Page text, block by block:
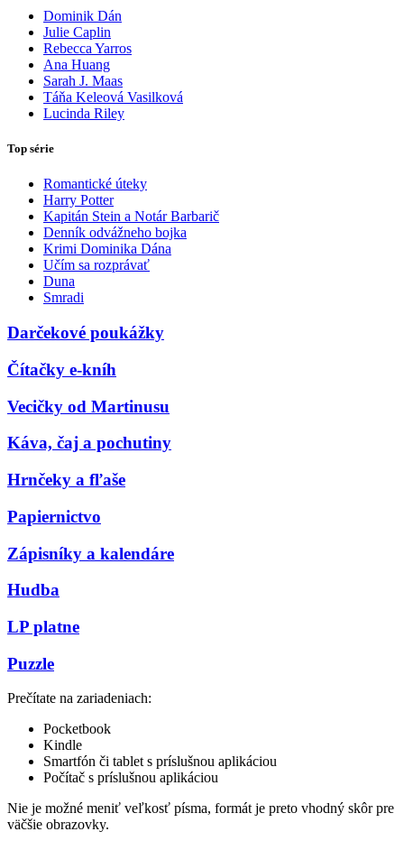
Dominik Dán
Julie Caplin
Rebecca Yarros
Ana Huang
Sarah J. Maas
Táňa Keleová Vasilková
Lucinda Riley
Top série
Romantické úteky
Harry Potter
Kapitán Stein a Notár Barbarič
Denník odvážneho bojka
Krimi Dominika Dána
Učím sa rozprávať
Duna
Smradi
Darčekové poukážky
Čítačky e-kníh
Vecičky od Martinusu
Káva, čaj a pochutiny
Hrnčeky a fľaše
Papiernictvo
Zápisníky a kalendáre
Hudba
LP platne
Puzzle
Prečítate na zariadeniach:
Pocketbook
Kindle
Smartfón či tablet s príslušnou aplikáciou
Počítač s príslušnou aplikáciou
Nie je možné meniť veľkosť písma, formát je preto vhodný skôr pre
väčšie obrazovky.